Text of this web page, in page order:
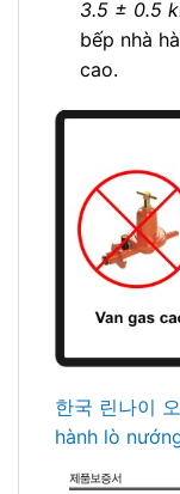
3.5 ± 0.5
bếp nhà
cao.
한국 린나이
hành lò